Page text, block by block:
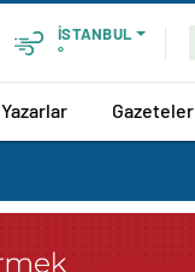
İSTANBUL
°
Yazarlar Gazeteler